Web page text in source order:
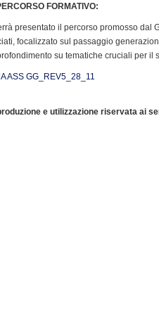
FORMATIVO:
presentato il percorso promosso
focalizzato sul passaggio
su tematiche cruciali per il
ASS GG_REV5_28_11
e utilizzazione riservata ai